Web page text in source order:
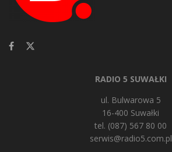
RADIO 5 SUWAŁKI
ul. Bulwarowa 5
16-400 Suwałki
tel. (087) 567 80 00
serwis@radio5.com.pl